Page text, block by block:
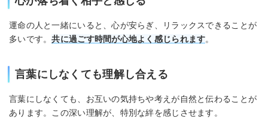
運命の人と一緒にいると、心が安らぎ、リラックスできることが
多いです。共に過ごす時間が心地よく感じられます。
言葉にしなくても理解し合える
言葉にしなくても、お互いの気持ちや考えが自然と伝わることが
あります。この深い理解が、特別な絆を感じさせます。